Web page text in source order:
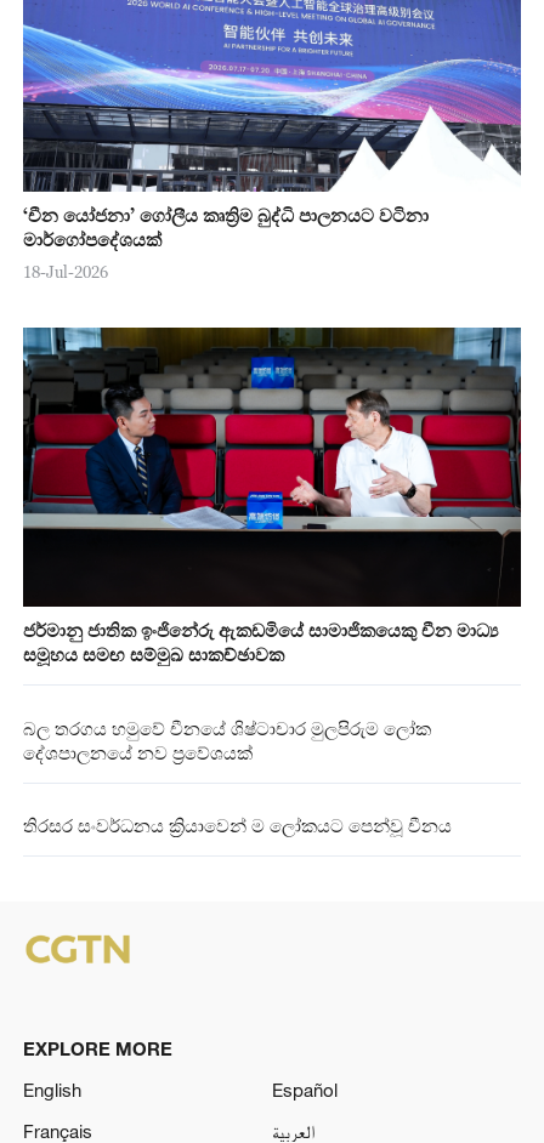
‘චීන යෝජනා’ ගෝලීය කෘත්‍රිම බුද්ධි පාලනයට වටිනා
මාර්ගෝපදේශයක්
18-Jul-2026
ජර්මානු ජාතික ඉංජිනේරු ඇකඩමියේ සාමාජිකයෙකු‍ චීන මාධ්‍ය
සමූහය සමඟ සම්මුඛ සාකච්ඡාවක
බල තරගය හමුවේ චීනයේ ශිෂ්ටාචාර මුලපිරුම ලෝක
දේශපාලනයේ නව ප්‍රවේශයක්
තිරසර සංවර්ධනය ක්‍රියාවෙන් ම ලෝකයට පෙන්වූ චීනය
EXPLORE MORE
English
Español
Français
العربية